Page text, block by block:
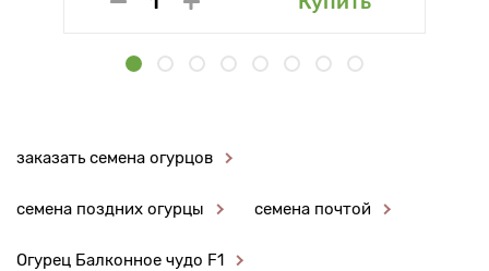
заказать семена огурцов
семена поздних огурцы семена почтой
Огурец Балконное чудо F1